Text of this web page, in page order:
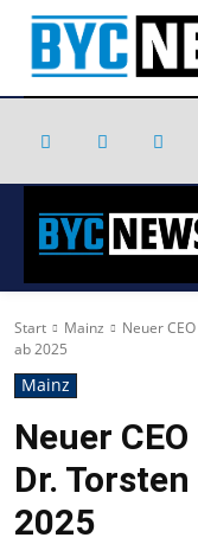
Start Mainz
Neuer
ab 2025
Mainz
Neuer
Dr.
2025